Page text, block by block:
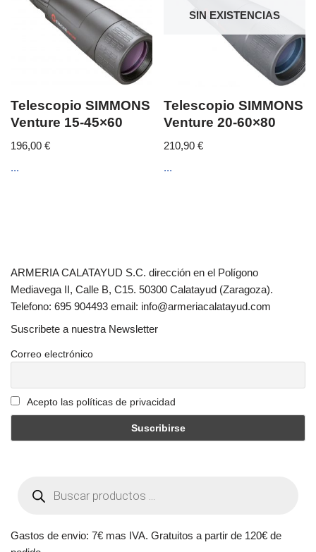
Telescopio SIMMONS
Venture 15-45×60
196,00 €
...
SIN EXISTENCIAS
Telescopio SIMMONS
Venture 20-60×80
210,90€
...
ARMERIA CALATAYUD S.C. dirección en el Polígono
Mediavega II, Calle B, C15. 50300 Calatayud (Zaragoza).
Telefono: 695 904493 email: info@armeriacalatayud.com
Suscribete a nuestra Newsletter
Correo electrónico
Acepto las políticas de privacidad
Gastos de envio: 7€ mas IVA. Gratuitos a partir de 120€ de